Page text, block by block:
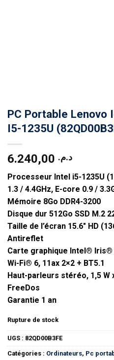
PC Portable Lenovo
I5-1235U
د.م.
Processeur Intel i5-1235U
1.3 / 4.4GHz, E-core 0.9 /
Mémoire 8Go DDR4-3200
Disque dur 512Go SSD M.2
Taille de l’écran 15.6″ HD
Antireflet
Carte graphique Intel® Iris®
Wi-Fi® 6, 11ax 2×2 + BT5.1
Haut-parleurs stéréo, 1,5 W
FreeDos
Garantie 1 an
Rupture de stock
UGS : 82QD00B3FE
Catégories : Ordinateurs, Pc